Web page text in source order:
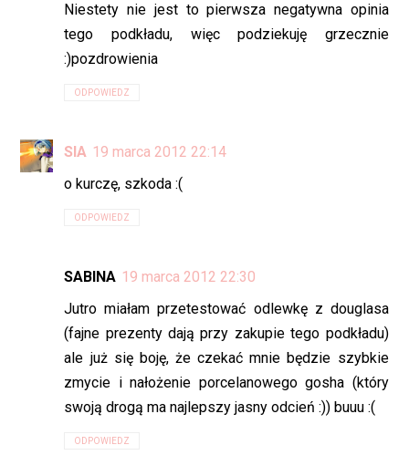
Niestety nie jest to pierwsza negatywna opinia
tego podkładu, więc podziekuję grzecznie
:)pozdrowienia
ODPOWIEDZ
SIA 19 marca 2012 22:14
o kurczę, szkoda :(
ODPOWIEDZ
SABINA 19 marca 2012 22:30
Jutro miałam przetestować odlewkę z douglasa
(fajne prezenty dają przy zakupie tego podkładu)
ale już się boję, że czekać mnie będzie szybkie
zmycie i nałożenie porcelanowego gosha (który
swoją drogą ma najlepszy jasny odcień :)) buuu :(
ODPOWIEDZ